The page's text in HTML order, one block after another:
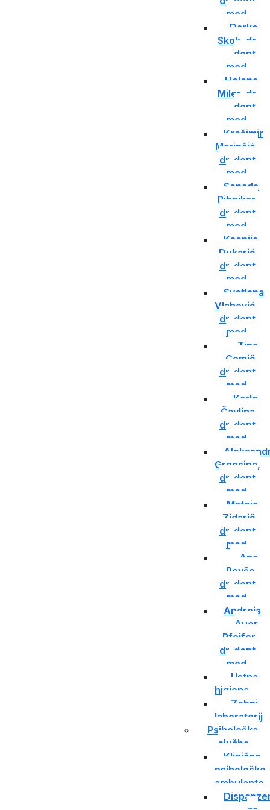
med.
Darko
Skok, dr.
dent.
med.
Helena
Miler, dr.
dent.
med.
Krešimir
Marinčić,
dr. dent.
med.
Senada
Ribnikar,
dr. dent.
med.
Ksenija
Dukarić,
dr. dent.
med.
Svetlana
Vlahović,
dr. dent.
med.
Tina
Cemič,
dr. dent.
med.
Karlo
Čavlina,
dr. dent.
med.
Grgesina,
dr. dent.
med.
Mateja
Zidarič,
dr. dent.
med.
Ana
Povše,
dr. dent.
med.
Andreja
Auer
Pfeifer,
dr. dent.
med.
Ustna
higiena
Zobni
laboratorij
Psihološka
služba
Klinično
psihološke
ambulante